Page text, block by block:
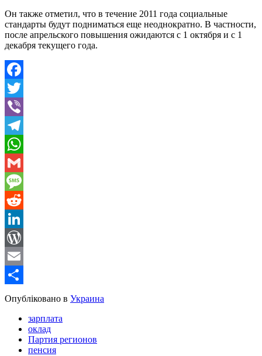
Он также отметил, что в течение 2011 года социальные
стандарты будут подниматься еще неоднократно. В частности,
после апрельского повышения ожидаются с 1 октября и с 1
декабря текущего года.
Facebook
Twitter
Viber
Telegram
WhatsApp
Gmail
Message
Reddit
LinkedIn
WordPress
Email
Share
Опубліковано в Украина
зарплата
оклад
Партия регионов
пенсия